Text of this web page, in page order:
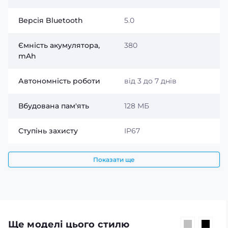
Версія Bluetooth 5.0
Ємність акумулятора,
mAh
380
Автономність роботи від 3 до 7 днів
Вбудована пам'ять 128 МБ
Ступінь захисту IP67
Показати ще
Ще моделі цього стилю